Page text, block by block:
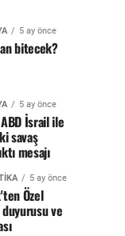
5 ay önce
bitecek?
5 ay önce
İsrail ile
savaş
mesajı
5 ay önce
Özel
ve